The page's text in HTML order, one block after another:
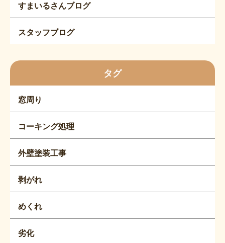
すまいるさんブログ
スタッフブログ
タグ
窓周り
コーキング処理
外壁塗装工事
剥がれ
めくれ
劣化